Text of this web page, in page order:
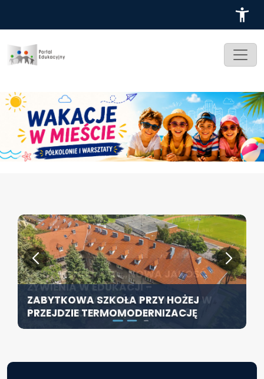
ZABYTKOWA SZKOŁA PRZY HOŻEJ
PRZEJDZIE TERMOMODERNIZACJĘ
KONFERENCJA PT. „NOWA JAKOŚĆ
ŻYWIENIA W EDUKACJI –
ODPOWIEDZIALNOŚĆ DYREKTORA W
ŚWIETLE ROZPORZĄDZENIA 2026”
SZCZECIN ROZWIJA EDUKACJĘ
WŁĄCZAJĄCĄ - NOWE
SPECJALISTYCZNE CENTRUM
ROZPOCZYNA DZIAŁALNOŚĆ